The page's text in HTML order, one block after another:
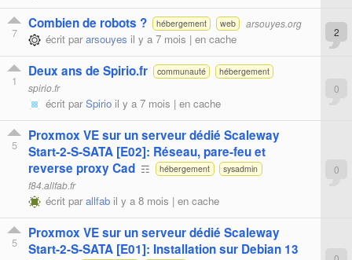
7
Combien de robots ? hébergement web arsouyes.org
écrit pararsouyes il y a 7 mois | en cache 2
1
Deux ans de Spirio.fr communauté hébergement
spirio.fr
écrit parSpirio il y a 7 mois | en cache
0
5
Proxmox VE sur un serveur dédié Scaleway
Start-2-S-SATA [E02]: Réseau, pare-feu et
reverse proxy Cad ☶ hébergement sysadmin
f84.allfab.fr
écrit parallfab il y a 8 mois | en cache
0
5
Proxmox VE sur un serveur dédié Scaleway
Start-2-S-SATA [E01]: Installation sur Debian 13